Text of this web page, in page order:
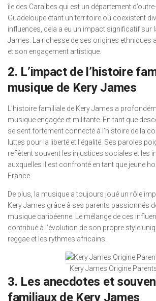
île des Caraïbes qui est un département
Guadeloupe étant un territoire où coexistent
influences, cela a eu un impact significatif sur
James. La richesse de ses origines ethniques
et son engagement artistique.
2. L’impact de l’histoire
musique de Kery James
L’histoire familiale de Kery James a
musique engagée et militante. En tant que
se sent fortement connecté à l’histoire de la
luttes pour la liberté et l’égalité. Ses paroles
reflètent souvent les injustices sociales et les
auxquelles il est confronté en tant que jeune
France.
De plus, la musique a toujours joué un rôle
Kery James grâce à ses parents passionnés
musique caribéenne. Le mélange de ces
contribué à l’évolution de son propre style
reggae et les rythmes africains.
Kery James Origine
3. Les anecdotes et
familiaux de Kery James